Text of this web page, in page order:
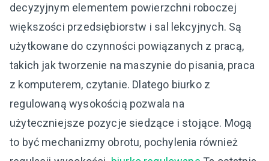
decyzyjnym elementem powierzchni roboczej
większości przedsiębiorstw i sal lekcyjnych. Są
użytkowane do czynności powiązanych z pracą,
takich jak tworzenie na maszynie do pisania, praca
z komputerem, czytanie. Dlatego biurko z
regulowaną wysokością pozwala na
użyteczniejsze pozycje siedzące i stojące. Mogą
to być mechanizmy obrotu, pochylenia również